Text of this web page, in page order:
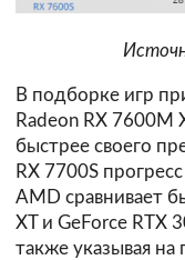
В подборке игр
Radeon RX 7600M
быстрее своего
RX 7700S
AMD сравнивает
XT и GeForce RTX
также указывая на